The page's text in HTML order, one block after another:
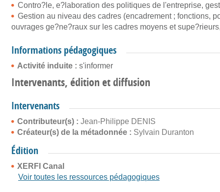
Contro?le, e?laboration des politiques de l'entreprise,
Gestion au niveau des cadres (encadrement ; fonctions,
ouvrages ge?ne?raux sur les cadres moyens et
Informations pédagogiques
Activité induite : s'informer
Intervenants, édition et diffusion
Intervenants
Contributeur(s) : Jean-Philippe DENIS
Créateur(s) de la métadonnée : Sylvain Duranton
Édition
XERFI Canal
Voir toutes les ressources pédagogiques